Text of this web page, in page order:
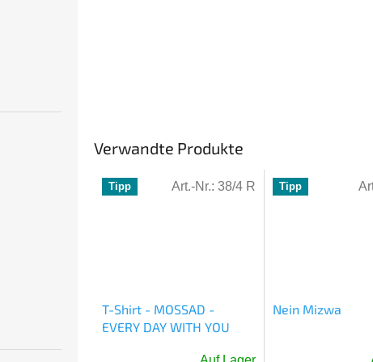
Verwandte Produkte
Tipp
T-Shirt - MOSSAD -
EVERY DAY WITH YOU
Art.-Nr.: 38/4 R Tipp
Nein Mizwa